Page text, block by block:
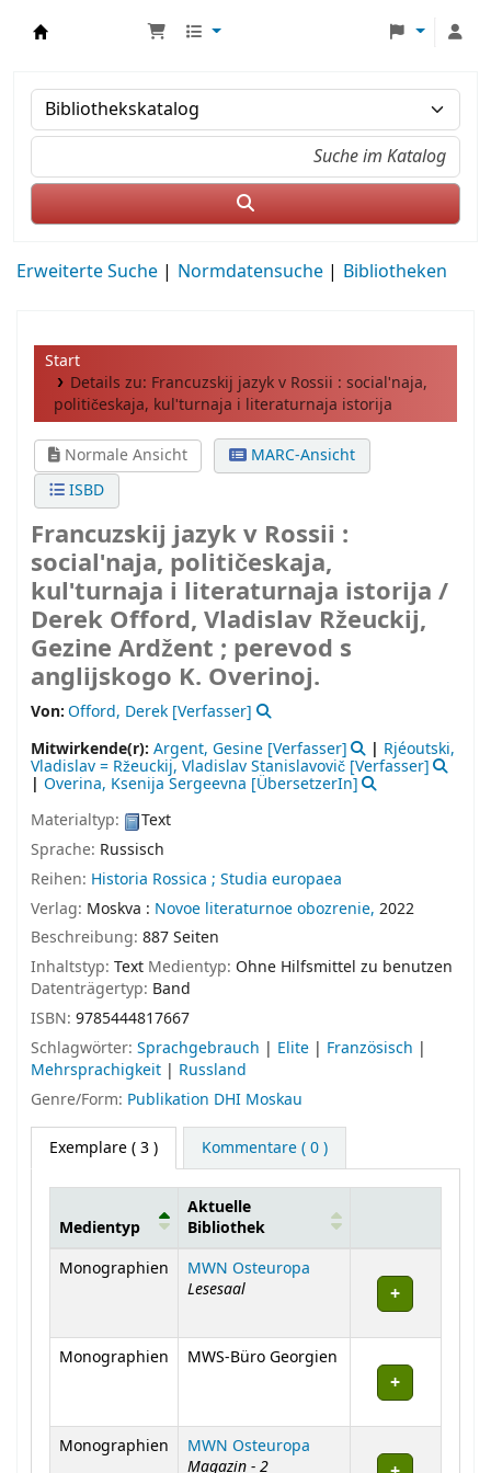
Erweiterte Suche Normdatensuche Bibliotheken
Start
Details zu: Francuzskij jazyk v Rossii : socialʹnaja,
političeskaja, kulʹturnaja i literaturnaja istorija
Normale Ansicht
MARC-Ansicht
ISBD
Francuzskij jazyk v Rossii :
socialʹnaja, političeskaja,
kulʹturnaja i literaturnaja istorija /
Derek Offord, Vladislav Ržeuckij,
Gezine Ardžent ; perevod s
anglijskogo K. Overinoj.
Von:Offord, Derek [Verfasser]
Mitwirkende(r): Argent, Gesine [Verfasser] | Rjéoutski,
Vladislav = Ržeuckij, Vladislav Stanislavovič [Verfasser]
| Overina, Ksenija Sergeevna [ÜbersetzerIn]
Materialtyp:
Text
Sprache: Russisch
Reihen: Historia Rossica ; Studia europaea
Verlag: Moskva : Novoe literaturnoe obozrenie, 2022
Beschreibung: 887 Seiten
Inhaltstyp: Text Medientyp: Ohne Hilfsmittel zu benutzen
Datenträgertyp: Band
ISBN: 9785444817667
Schlagwörter: Sprachgebrauch | Elite | Französisch |
Mehrsprachigkeit | Russland
Genre/Form: Publikation DHI Moskau
Exemplare( 3 ) Kommentare ( 0 )
Exemplare
Medientyp
Aktuelle
Bibliothek
Monographien
MWN Osteuropa
Lesesaal
Monographien MWS-Büro Georgien
Monographien MWN Osteuropa
Magazin - 2